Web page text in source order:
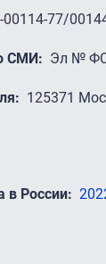
77/
СМИ Эл № ФС
125371
в России